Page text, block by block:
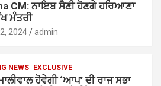
CM: ਨਾਇਬ ਸੈਣੀ ਹੋਣਗੇ ਹਰਿਆਣਾ
ਮੰਤਰੀ
2024 admin
NEWS EXCLUSIVE
ਹੋਵੇਗੀ ‘ਆਪ’ ਦੀ ਰਾਜ ਸਭਾ